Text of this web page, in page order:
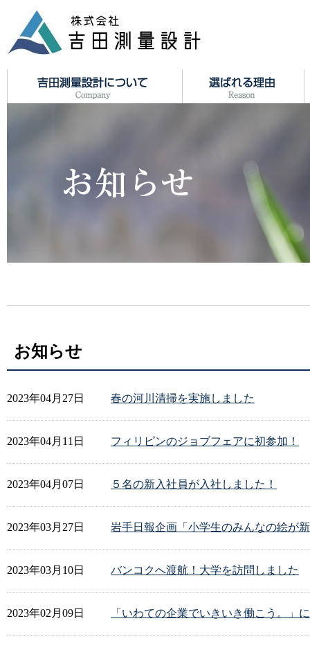
お知らせ
2023年04月27日 春の河川清掃を実施しました
2023年04月11日 フィリピンのジョブフェアに初参加！
2023年04月07日 ５名の新入社員が入社しました！
2023年03月27日 岩手日報企画「小学生のみんなの絵が
2023年03月10日 バンコクへ渡航！大学を訪問しました
2023年02月09日 「いわての企業でいきいき働こう。」